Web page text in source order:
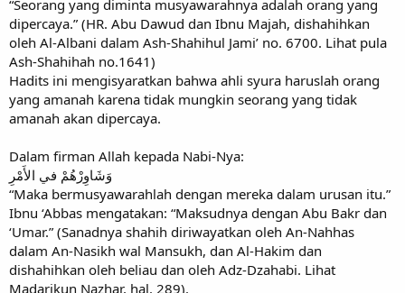
“Seorang yang diminta musyawarahnya adalah orang yang
dipercaya.” (HR. Abu Dawud dan Ibnu Majah, dishahihkan
oleh Al-Albani dalam Ash-Shahihul Jami’ no. 6700. Lihat pula
Ash-Shahihah no.1641)
Hadits ini mengisyaratkan bahwa ahli syura haruslah orang
yang amanah karena tidak mungkin seorang yang tidak
amanah akan dipercaya.
Dalam firman Allah kepada Nabi-Nya:
وَشَاوِرْهُمْ في الأَمْرِ
“Maka bermusyawarahlah dengan mereka dalam urusan itu.”
Ibnu ‘Abbas mengatakan: “Maksudnya dengan Abu Bakr dan
‘Umar.” (Sanadnya shahih diriwayatkan oleh An-Nahhas
dalam An-Nasikh wal Mansukh, dan Al-Hakim dan
dishahihkan oleh beliau dan oleh Adz-Dzahabi. Lihat
Madarikun Nazhar, hal. 289).